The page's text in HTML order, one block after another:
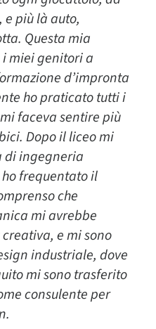
più là auto,
Questa mia
miei genitori a
d’impronta
ho praticato tutti i
faceva sentire più
Dopo il liceo mi
di ingegneria
frequentato il
che
mi avrebbe
e mi sono
industriale, dove
mi sono trasferito
consulente per